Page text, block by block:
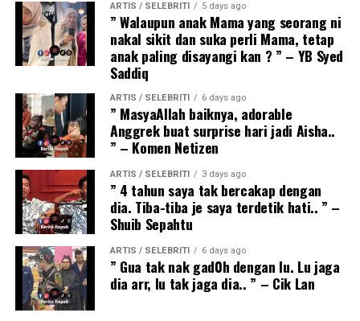
ARTIS / SELEBRITI 5 days ago
” Walaupun anak Mama yang seorang ni
nakal sikit dan suka perli Mama, tetap
anak paling disayangi kan ? ” – YB Syed
Saddiq
ARTIS / SELEBRITI 6 days ago
” MasyaAllah baiknya, adorable
Anggrek buat surprise hari jadi Aisha..
” – Komen Netizen
ARTIS / SELEBRITI 3 days ago
” 4 tahun saya tak bercakap dengan
dia. Tiba-tiba je saya terdetik hati.. ” –
Shuib Sepahtu
ARTIS / SELEBRITI 6 days ago
” Gua tak nak gad0h dengan lu. Lu jaga
dia arr, lu tak jaga dia.. ” – Cik Lan